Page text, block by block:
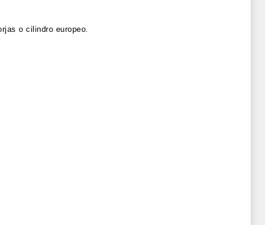
o cilindro europeo.